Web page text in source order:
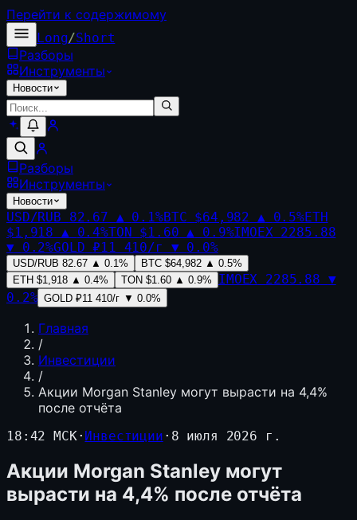
Перейти к содержимому
Long/Short
Разборы
Инструменты
Новости
Разборы
Инструменты
Новости
USD/RUB 82.67 ▲ 0.1%BTC $64,982 ▲ 0.5%ETH
$1,918 ▲ 0.4%TON $1.60 ▲ 0.9%IMOEX 2285.88
▼ 0.2%GOLD ₽11 410/г ▼ 0.0%
USD/RUB 82.67 ▲ 0.1% BTC $64,982 ▲ 0.5%
ETH $1,918 ▲ 0.4% TON $1.60 ▲ 0.9% IMOEX 2285.88 ▼
0.2% GOLD ₽11 410/г ▼ 0.0%
Главная
/
Инвестиции
/
Акции Morgan Stanley могут вырасти на 4,4%
после отчёта
18:42 МСК· Инвестиции · 8 июля 2026 г.
Акции Morgan Stanley могут
вырасти на 4,4% после отчёта